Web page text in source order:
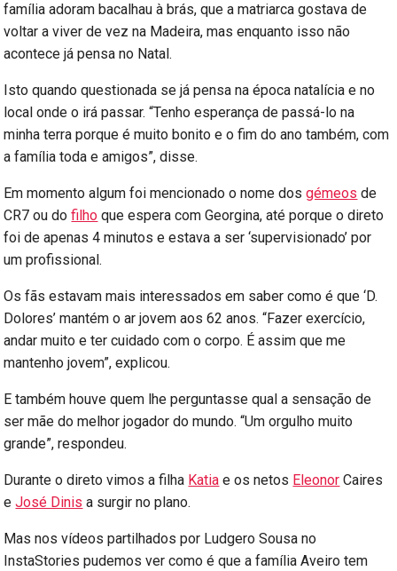
família adoram bacalhau à brás, que a matriarca gostava de
voltar a viver de vez na Madeira, mas enquanto isso não
acontece já pensa no Natal.
Isto quando questionada se já pensa na época natalícia e no
local onde o irá passar. “Tenho esperança de passá-lo na
minha terra porque é muito bonito e o fim do ano também, com
a família toda e amigos”, disse.
Em momento algum foi mencionado o nome dosgémeos de
CR7 ou dofilho que espera com Georgina, até porque o direto
foi de apenas 4 minutos e estava a ser ‘supervisionado’ por
um profissional.
Os fãs estavam mais interessados em saber como é que ‘D.
Dolores’ mantém o ar jovem aos 62 anos. “Fazer exercício,
andar muito e ter cuidado com o corpo. É assim que me
mantenho jovem”, explicou.
E também houve quem lhe perguntasse qual a sensação de
ser mãe do melhor jogador do mundo. “Um orgulho muito
grande”, respondeu.
Durante o direto vimos a filha Katia e os netos Eleonor Caires
eJosé Dinis a surgir no plano.
Mas nos vídeos partilhados por Ludgero Sousa no
InstaStories pudemos ver como é que a família Aveiro tem